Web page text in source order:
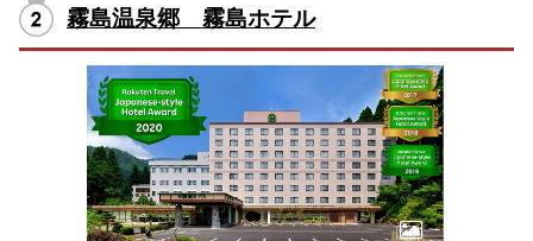
霧島温泉郷 霧島ホテル